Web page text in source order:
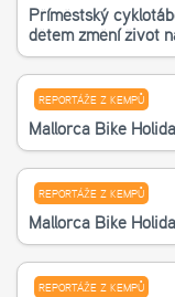
Příměstský
dětem změní život
REPORTÁŽE Z KEMPŮ
Mallorca Bike
REPORTÁŽE Z KEMPŮ
Mallorca Bike
REPORTÁŽE Z KEMPŮ